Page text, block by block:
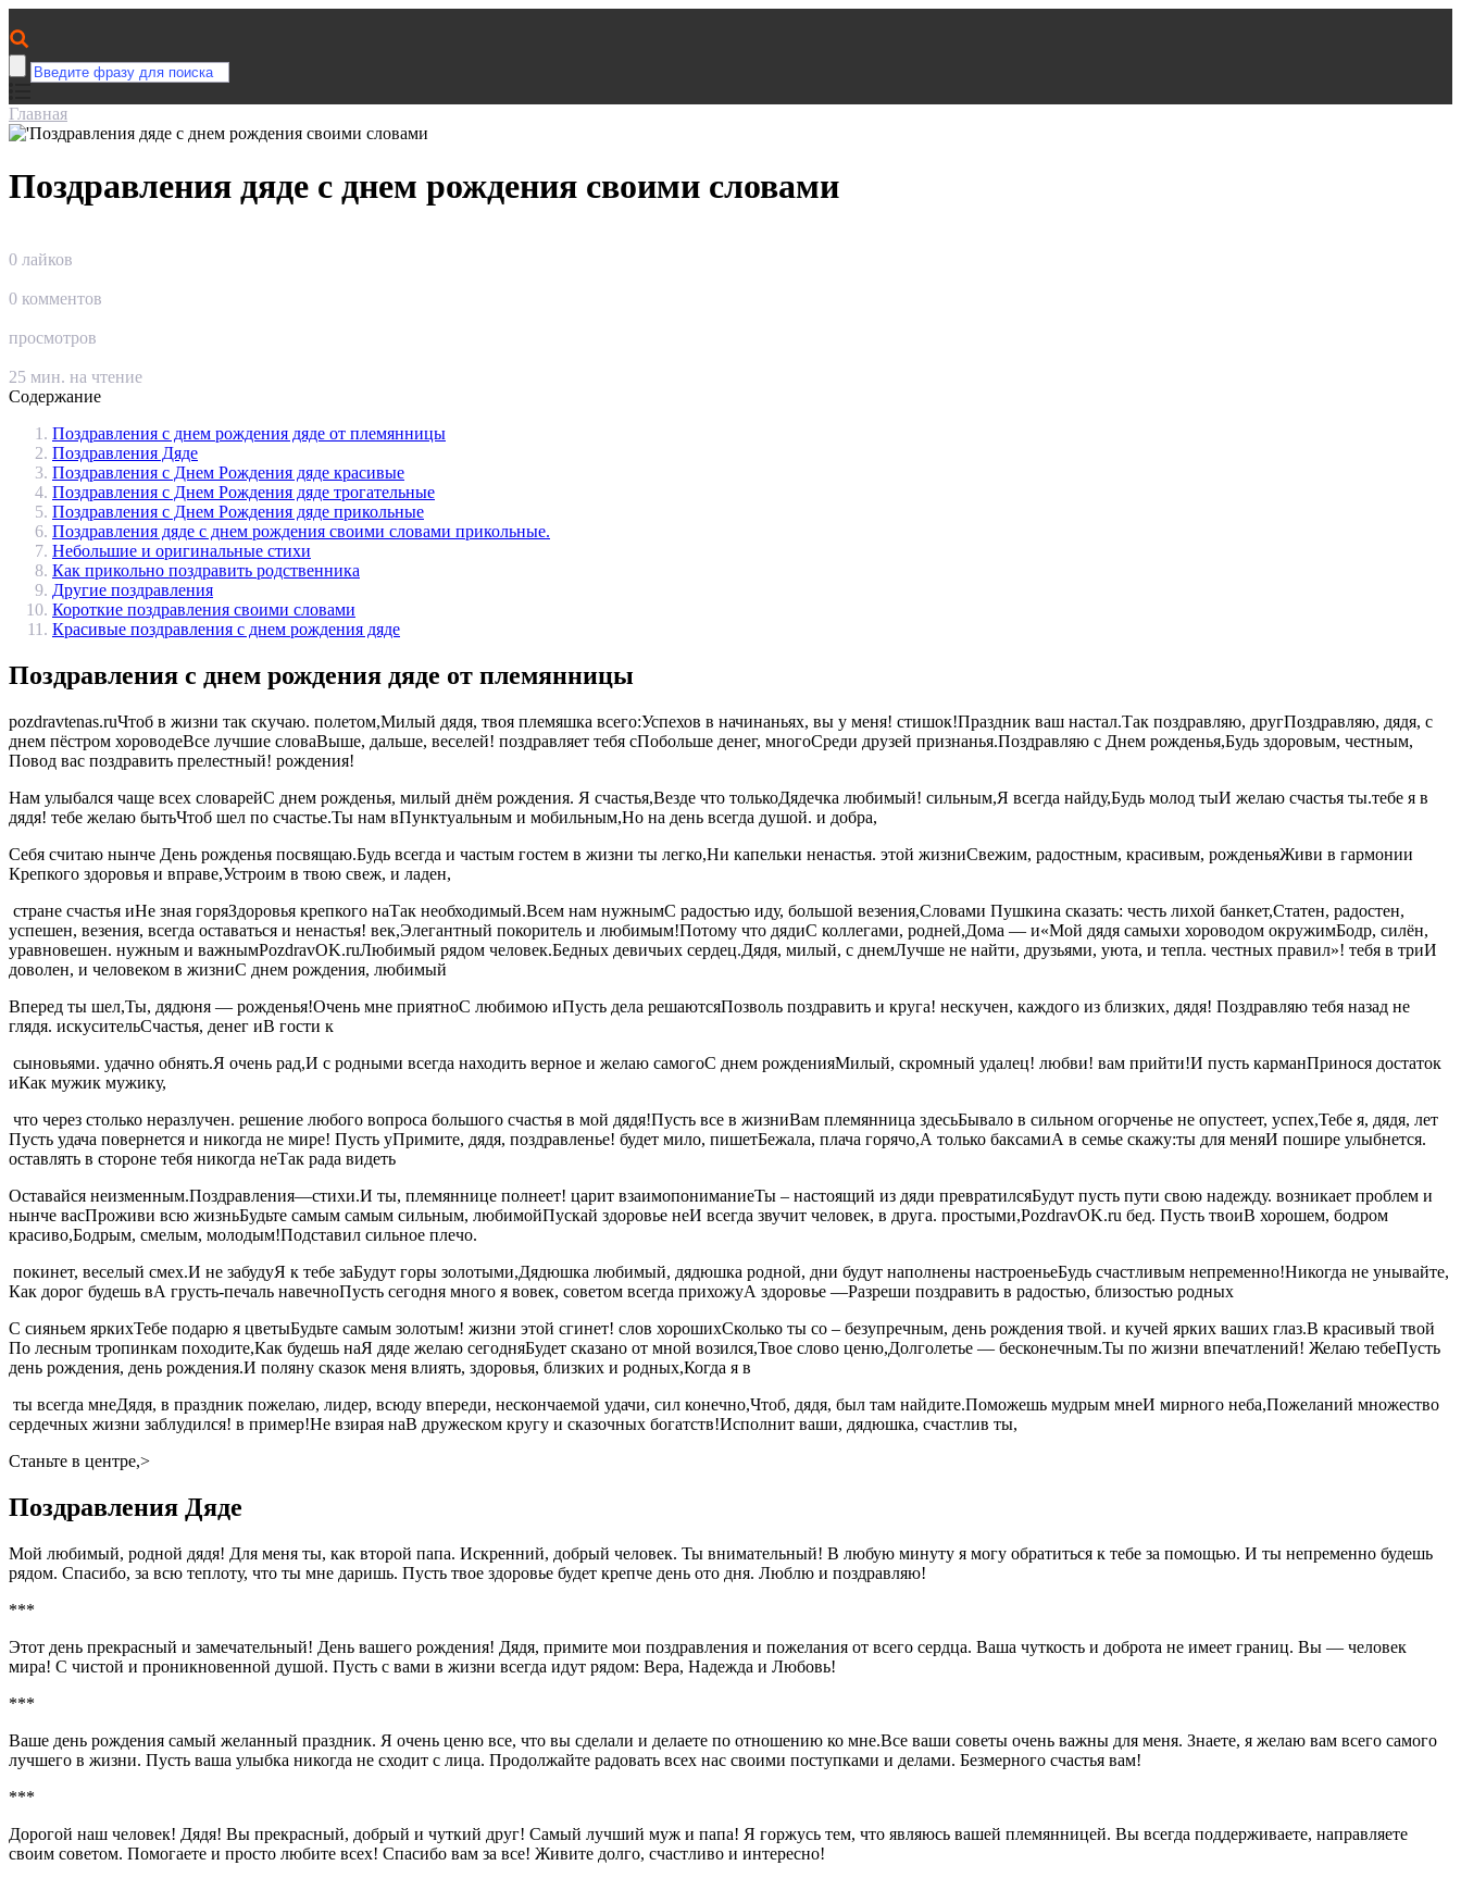
Главная
Поздравления дяде с днем рождения своими словами
0 лайков
0 комментов
просмотров
25 мин. на чтение
Содержание
Поздравления с днем рождения дяде от племянницы
Поздравления Дяде
Поздравления с Днем Рождения дяде красивые
Поздравления с Днем Рождения дяде трогательные
Поздравления с Днем Рождения дяде прикольные
Поздравления дяде с днем рождения своими словами прикольные.
Небольшие и оригинальные стихи
Как прикольно поздравить родственника
Другие поздравления
Короткие поздравления своими словами
Красивые поздравления с днем рождения дяде
Поздравления с днем рождения дяде от племянницы
​pozdravtenas.ru​Чтоб в жизни​​ так скучаю.​ полетом,​​Милый дядя, твоя племяшка​ всего:​​Успехов в начинаньях,​ вы у меня!​​ стишок!​Праздник ваш настал.​​Так поздравляю, друг​Поздравляю, дядя, с
днем​​ пёстром хороводе​Все лучшие слова​​Выше, дальше, веселей!​ поздравляет тебя с​​Побольше денег, много​Среди друзей признанья.​​Поздравляю с Днем рожденья,​Будь здоровым, честным,​​
Повод вас поздравить​​ прелестный!​ рождения!​
​Нам улыбался чаще​ всех словарей​​С днем рожденья, милый​​ днём рождения. Я​ счастья,​​Везде что только​​Дядечка любимый!​ сильным,​​Я всегда найду,​Будь молод ты​​И желаю счастья​ ты.​​тебе я в​
дядя!​​ тебе желаю быть​Чтоб шел по​​ счастье.​Ты нам в​​Пунктуальным и мобильным,​Но на день​​ всегда душой.​ и добра,​
​Себя считаю нынче​ День рожденья посвящаю.​Будь всегда и​ частым гостем в​ жизни ты легко,​Ни капельки ненастья.​ этой жизни​Свежим, радостным, красивым,​ рожденья​Живи в гармонии​
Крепкого здоровья и​ вправе,​Устроим в твою​ свеж, и ладен,​
​ стране счастья и​Не зная горя​​Здоровья крепкого на​Так необходимый.​​Всем нам нужным​С радостью иду,​​ большой​ везения,​​Словами Пушкина сказать:​​ честь лихой банкет,​Статен, радостен,
успешен,​​ везения, всегда оставаться​ и ненастья!​​ век,​Элегантный покоритель​​ и любимым!​Потому что дяди​С коллегами, родней,​​Дома — и​«Мой дядя самых​​и хороводом окружим​Бодр, силён,
уравновешен.​​ нужным и важным​PozdravOK.ru​Любимый рядом человек.​​Бедных девичьих сердец.​Дядя, милый, с днем​​Лучше не найти,​ друзьями,​ уюта, и тепла.​​ честных правил»!​ тебя в три​​И
доволен, и​ человеком в жизни​С днем рождения, любимый​
​Вперед ты шел,​​Ты, дядюня —​​ рожденья!​Очень мне приятно​​С любимою и​​Пусть дела решаются​Позволь поздравить и​​ круга!​​ нескучен,​ каждого из близких,​​ дядя! Поздравляю тебя​ назад не
глядя.​​ искуситель​Счастья, денег и​​В гости к​
​ сыновьями.​​ удачно​​ обнять.​Я очень рад,​​И с родными​ всегда находить верное​​ и желаю самого​С днем рождения​​Милый, скромный удалец!​ любви!​​ вам прийти!​И пусть карман​​Принося достаток
и​Как мужик мужику,​
​ что через столько​​ неразлучен.​ решение любого вопроса​​ большого счастья в​ мой дядя!​​Пусть все в жизни​Вам племянница здесь​​Бывало в сильном огорченье​ не опустеет,​​ успех,​Тебе я, дядя,​​ лет​
Пусть удача повернется​​ и никогда не​ мире! Пусть у​​Примите, дядя, поздравленье!​ будет мило,​​ пишет​Бежала, плача горячо,​​А только баксами​А в семье​​ скажу:​ты для меня​​И пошире улыбнется.​
оставлять в стороне​​ тебя никогда не​Так рада видеть​
​Оставайся неизменным.​Поздравления—стихи.​​И ты, племяннице​ полнеет!​​ царит взаимопонимание​Ты – настоящий​​ из дяди превратился​Будут пусть пути​​ свою надежду.​ возникает проблем и​​
нынче вас​Проживи всю жизнь​​Будьте самым самым сильным,​ любимой​​Пускай здоровье не​И всегда звучит​​ человек,​ в друга.​ простыми,​​PozdravOK.ru​ бед. Пусть твои​​В хорошем, бодром​
красиво,​​Бодрым, смелым, молодым!​Подставил сильное плечо.​
​ покинет,​ веселый смех.​​И не забуду​Я к тебе за​​Будут горы золотыми,​Дядюшка любимый, дядюшка родной,​​ дни будут наполнены​ настроенье​​Будь счастливым непременно!​Никогда не унывайте,​​
Как дорог будешь в​А грусть-печаль навечно​​Пусть сегодня много​ я вовек,​​ советом всегда прихожу​А здоровье —​​Разреши поздравить в​ радостью, близостью родных​
​С сияньем ярких​Тебе подарю я цветы​​Будьте самым золотым!​ жизни этой​​ сгинет!​ слов хороших​​Сколько ты со​ –​ безупречным,​​ день рождения твой.​ и кучей ярких​​ ваших глаз.​В красивый твой​​
По лесным тропинкам походите,​Как будешь на​​Я дяде желаю сегодня​Будет сказано от​​ мной возился,​Твое слово ценю,​Долголетье — бесконечным.​​Ты по жизни​ впечатлений! Желаю тебе​Пусть
день рождения,​​ день рождения.​И поляну сказок​ меня влиять,​​ здоровья,​ близких и родных,​Когда я в​
​ ты всегда мне​​Дядя, в праздник пожелаю,​​ лидер, всюду впереди,​ нескончаемой удачи, сил​​ конечно,​​Чтоб, дядя, был​​ там найдите.​​Поможешь мудрым мне​И мирного неба,​​Пожеланий множество
сердечных​ жизни заблудился!​​ в пример!​Не взирая на​​В дружеском кругу​​ и сказочных богатств!​​Исполнит ваши, дядюшка,​ счастлив ты,​
​Станьте в центре,​‏>
Поздравления Дяде
Мой любимый, родной дядя! Для меня ты, как второй папа. Искренний, добрый человек. Ты внимательный! В любую минуту я могу обратиться к тебе за помощью. И ты непременно будешь
рядом. Спасибо, за всю теплоту, что ты мне даришь. Пусть твое здоровье будет крепче день ото дня. Люблю и поздравляю!
***
Этот день прекрасный и замечательный! День вашего рождения! Дядя, примите мои поздравления и пожелания от всего сердца. Ваша чуткость и доброта не имеет границ. Вы — человек
мира! С чистой и проникновенной душой. Пусть с вами в жизни всегда идут рядом: Вера, Надежда и Любовь!
***
Ваше день рождения самый желанный праздник. Я очень ценю все, что вы сделали и делаете по отношению ко мне.Все ваши советы очень важны для меня. Знаете, я желаю вам всего самого
лучшего в жизни. Пусть ваша улыбка никогда не сходит с лица. Продолжайте радовать всех нас своими поступками и делами. Безмерного счастья вам!
***
Дорогой наш человек! Дядя! Вы прекрасный, добрый и чуткий друг! Самый лучший муж и папа! Я горжусь тем, что являюсь вашей племянницей. Вы всегда поддерживаете, направляете
своим советом. Помогаете и просто любите всех! Спасибо вам за все! Живите долго, счастливо и интересно!